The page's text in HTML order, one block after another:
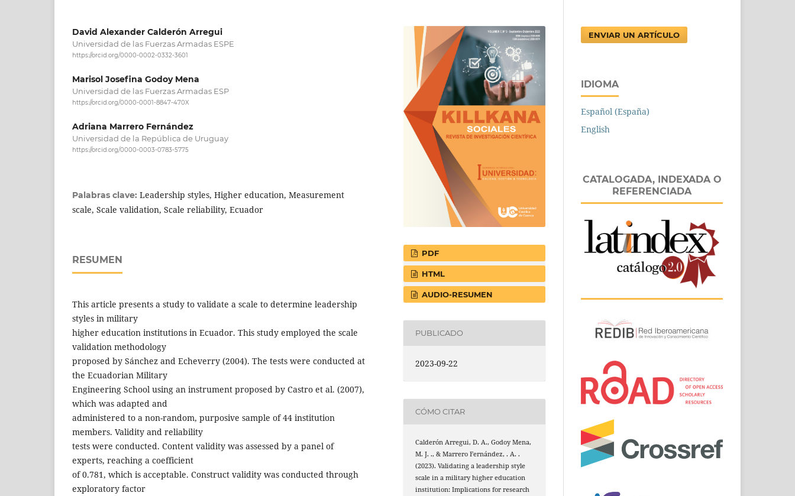
David Alexander Calderón Arregui
Universidad de las Fuerzas Armadas ESPE
https://orcid.org/0000-0002-0332-3601
Marisol Josefina Godoy Mena
Universidad de las Fuerzas Armadas ESP
https://orcid.org/0000-0001-8847-470X
Adriana Marrero Fernández
Universidad de la República de Uruguay
https://orcid.org/0000-0003-0783-5775
Palabras clave: Leadership styles, Higher education, Measurement
scale, Scale validation, Scale reliability, Ecuador
RESUMEN
This article presents a study to validate a scale to determine leadership
styles in military
higher education institutions in Ecuador. This study employed the scale
validation methodology
proposed by Sánchez and Echeverry (2004). The tests were conducted at
the Ecuadorian Military
Engineering School using an instrument proposed by Castro et al. (2007),
which was adapted and
administered to a non-random, purposive sample of 44 institution
members. Validity and reliability
tests were conducted. Content validity was assessed by a panel of
experts, reaching a coefficient
of 0.781, which is acceptable. Construct validity was conducted through
exploratory factor
PDF
HTML
AUDIO-RESUMEN
PUBLICADO
2023-09-22
CÓMO CITAR
Calderón Arregui, D. A., Godoy Mena,
M. J. ., & Marrero Fernández, . A. .
(2023). Validating a leadership style
scale in a military higher education
institution: Implications for research
ENVIAR UN ARTÍCULO
IDIOMA
Español (España)
English
CATALOGADA, INDEXADA O
REFERENCIADA